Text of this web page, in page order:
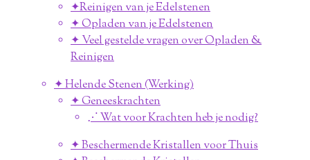
✦Reinigen van je Edelstenen
✦ Opladen van je Edelstenen
✦ Veel gestelde vragen over Opladen &
Reinigen
✦ Helende Stenen (Werking)
✦ Geneeskrachten
⋰ Wat voor Krachten heb je nodig?
✦ Beschermende Kristallen voor Thuis